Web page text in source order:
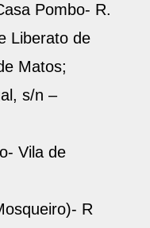
Pombo- R.
Liberato de
Matos;
s/n –
Vila de
R